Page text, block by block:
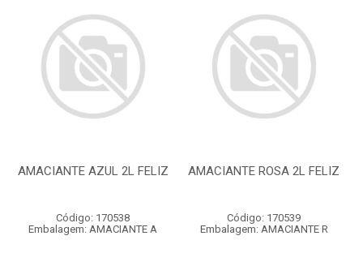
AMACIANTE AZUL 2L FELIZ
Código: 170538
Embalagem: AMACIANTE A
AMACIANTE ROSA 2L FELIZ
Código: 170539
Embalagem: AMACIANTE R